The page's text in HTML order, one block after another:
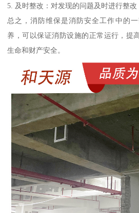
5. 及时整改：对发现的问题及时进行整改
总之，消防维保是消防安全工作中的
养，可以保证消防设施的正常运行，提
生命和财产安全。